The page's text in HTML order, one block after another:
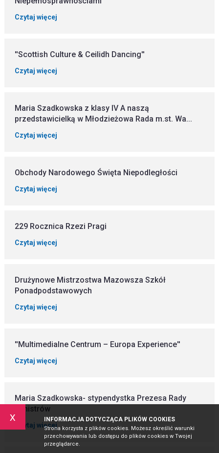
x INFORMACJA DOTYCZĄCA PLIKÓW COOKIES
Strona korzysta z plików cookies. Możesz określić warunki
przechowywania lub dostępu do plików cookies w Twojej
przeglądarce.
Czytaj więcej
''Scottish Culture & Ceilidh Dancing''
Czytaj więcej
Maria Szadkowska z klasy IV A naszą
przedstawicielką w Młodzieżowa Rada m.st. Wa...
Czytaj więcej
Obchody Narodowego Święta Niepodległości
Czytaj więcej
229 Rocznica Rzezi Pragi
Czytaj więcej
Drużynowe Mistrzostwa Mazowsza Szkół
Ponadpodstawowych
Czytaj więcej
''Multimedialne Centrum – Europa Experience''
Czytaj więcej
Maria Szadkowska- stypendystka Prezesa Rady
Ministrów
Czytaj więcej